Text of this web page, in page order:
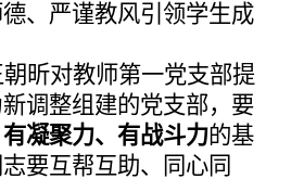
、严谨教风引领学生成
昕对教师第一党支部提
调整组建的党支部，要
凝聚力、有战斗力的基
要互帮互助、同心同